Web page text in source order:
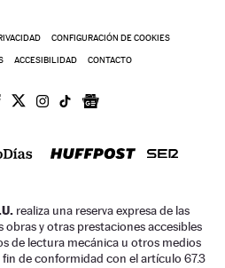
CONFIGURACIÓN DE COOKIES
ACCESIBILIDAD CONTACTO
realiza una reserva expresa de las
obras y otras prestaciones accesibles
de lectura mecánica u otros medios
de conformidad con el artículo 67.3